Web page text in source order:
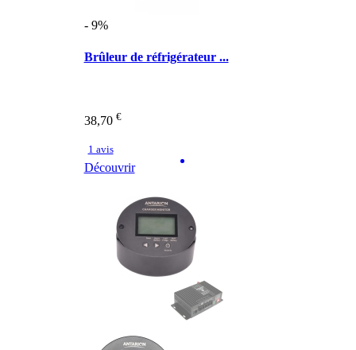
- 9%
Brûleur de réfrigérateur ...
38,70 €
1 avis
Découvrir